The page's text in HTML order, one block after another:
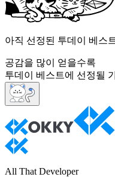
아직 선정된 투데이 베스
공감을 많이 얻을수록
투데이 베스트에 선정될
All That Developer